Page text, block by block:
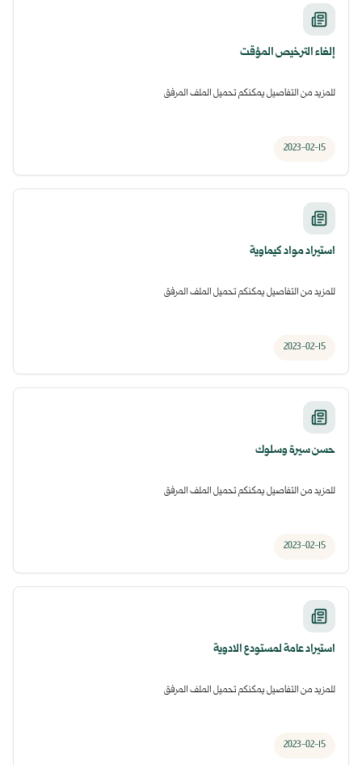
إلغاء الترخيص المؤقت
للمزيد من التفاصيل يمكنكم تحميل الملف المرفق
2023-02-15
استيراد مواد كيماوية
للمزيد من التفاصيل يمكنكم تحميل الملف المرفق
2023-02-15
حسن سيرة وسلوك
للمزيد من التفاصيل يمكنكم تحميل الملف المرفق
2023-02-15
استيراد عامة لمستودع الادوية
للمزيد من التفاصيل يمكنكم تحميل الملف المرفق
2023-02-15